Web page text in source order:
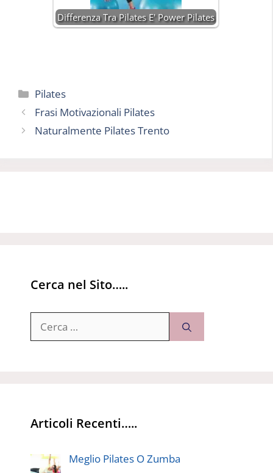
Differenza Tra Pilates E' Power Pilates
Categorie
Pilates
Frasi Motivazionali Pilates
Naturalmente Pilates Trento
Cerca nel Sito…..
per:
Articoli Recenti…..
Meglio Pilates O Zumba